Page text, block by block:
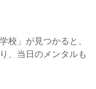
校」が見つかると、
、当日のメンタルも